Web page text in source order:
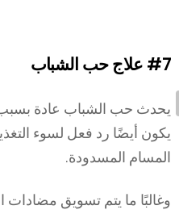
#7 علاج حب الشباب
يحدث حب الشباب عادة بسبب
يكون أيضًا رد فعل لسوء
المسام المسدودة.
وغالبًا ما يتم تسويق مضادات